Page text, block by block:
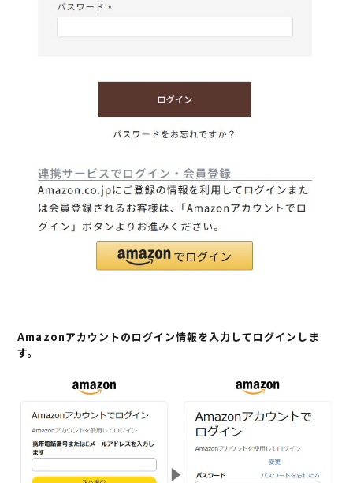
Amazonアカウントのログイン情報を入力してログインしま
す。